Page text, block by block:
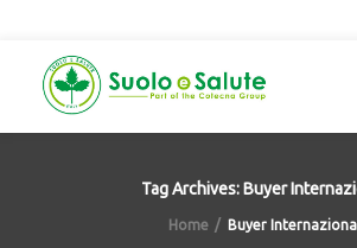
Tag Archives: Buyer
Home Buyer